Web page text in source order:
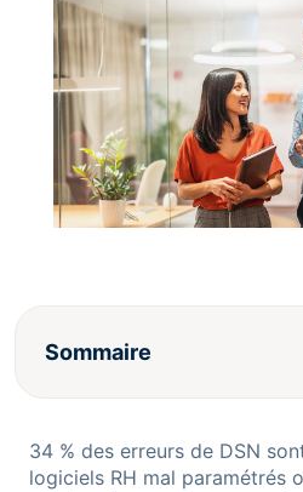
Sommaire
34 % des erreurs de DSN
logiciels RH mal paramétrés